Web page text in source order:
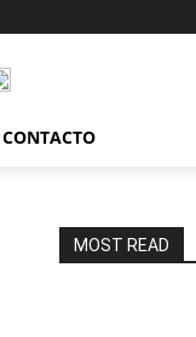
CONTACTO
MOST READ